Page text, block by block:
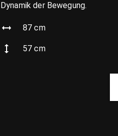
Dynamik der Bewegung.
87 cm
57 cm